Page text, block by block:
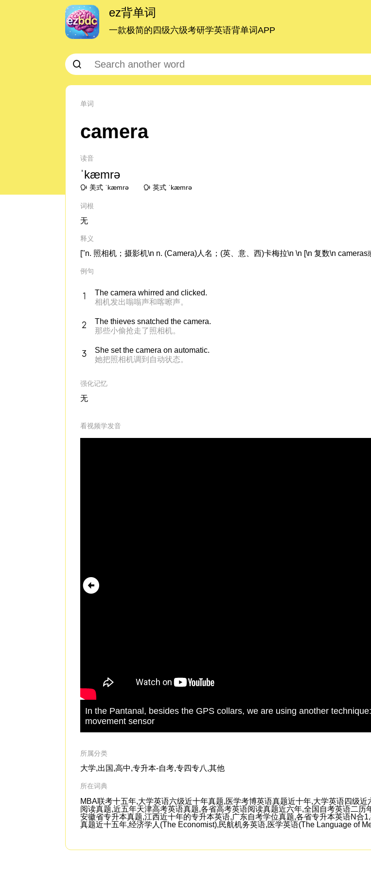
ez背单词
一款极简的四级六级考研学英语背单词APP
单词
camera
读音
ˈkæmrə
美式 ˈkæmrə 英式 ˈkæmrə
词根
无
释义
["n. 照相机；摄影机\n n. (Camera)人名；(英、意、西)卡梅拉\n \n [\n 复数\n cameras
例句
The camera whirred and clicked.
相机发出嗡嗡声和喀嚓声。
The thieves snatched the camera.
那些小偷抢走了照相机。
She set the camera on automatic.
她把照相机调到自动状态。
强化记忆
无
看视频学发音
In the Pantanal, besides the GPS collars, we are using another
movement sensor
所属分类
大学,出国,高中,专升本-自考,专四专八,其他
所在词典
MBA联考十五年,大学英语六级近十年真题,医学考博英语真题近十年,大学英语四级
阅读真题,近五年天津高考英语真题,各省高考英语阅读真题近六年,全国自考英语二
安徽省专升本真题,江西近十年的专升本英语,广东自考学位真题,各省专升本英语N合
真题近十五年,经济学人(The Economist),民航机务英语,医学英语(The Language of